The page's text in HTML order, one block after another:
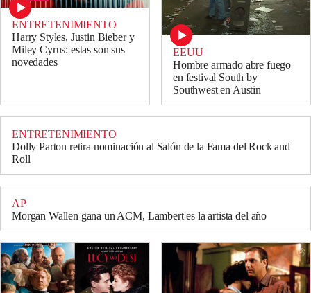
ENTRETENIMIENTO
Harry Styles, Justin Bieber y
Miley Cyrus: estas son sus
novedades
EEUU
Hombre armado abre fuego
en festival South by
Southwest en Austin
ENTRETENIMIENTO
Dolly Parton retira nominación al Salón de la Fama del Rock and
Roll
AP
Morgan Wallen gana un ACM, Lambert es la artista del año